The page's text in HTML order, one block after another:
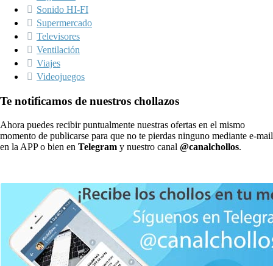
Sonido HI-FI
Supermercado
Televisores
Ventilación
Viajes
Videojuegos
Te notificamos de nuestros chollazos
Ahora puedes recibir puntualmente nuestras ofertas en el mismo
momento de publicarse para que no te pierdas ninguno mediante e-mail
en la APP o bien en Telegram y nuestro canal @canalchollos.